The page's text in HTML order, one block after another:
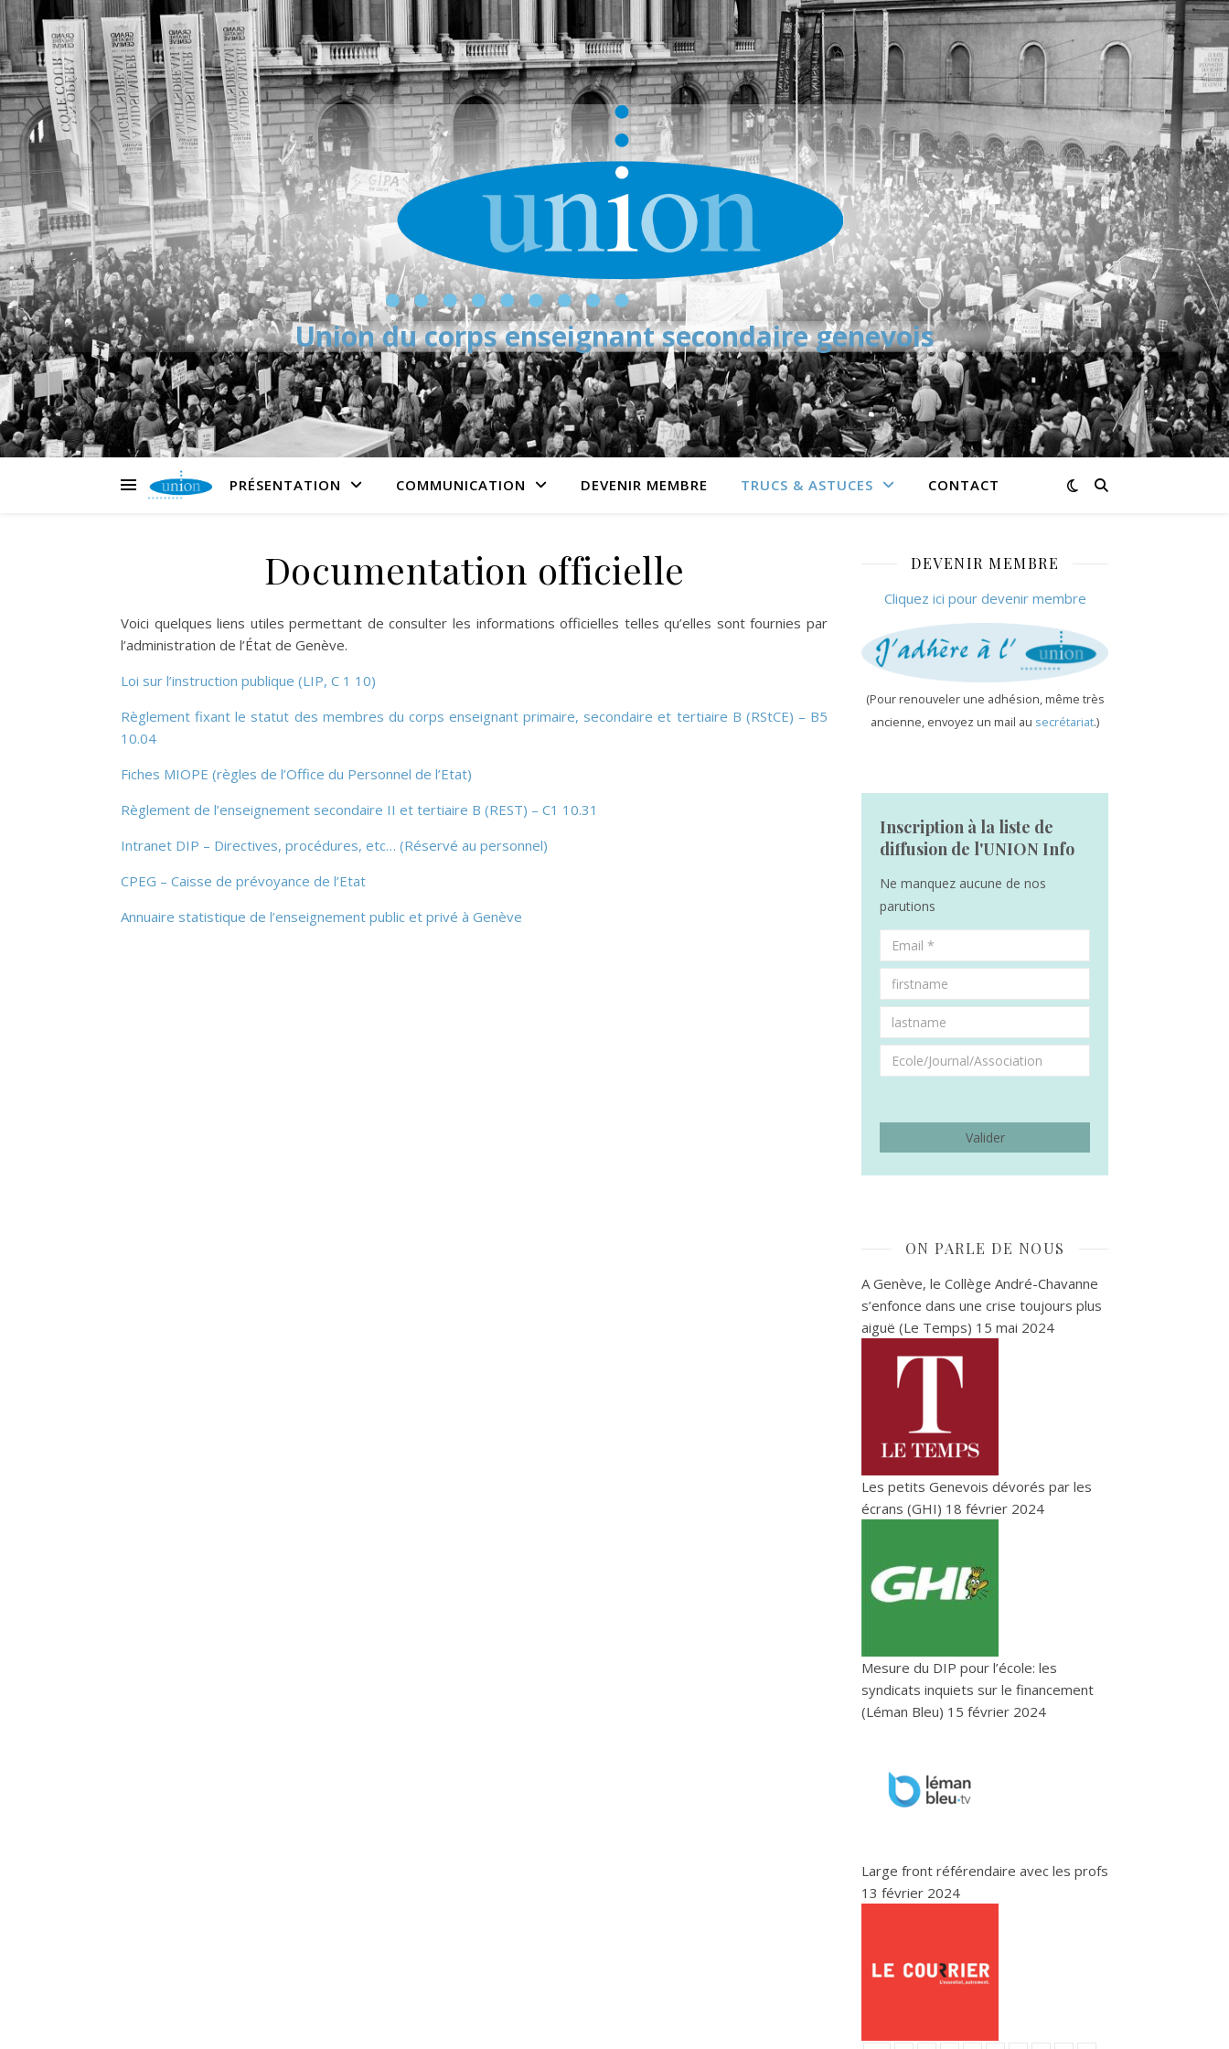
Union du corps enseignant secondaire genevois
PRÉSENTATION COMMUNICATION DEVENIR MEMBRE TRUCS & ASTUCES CONTACT
Documentation officielle
Voici quelques liens utiles permettant de consulter les informations officielles telles qu’elles sont fournies par
l’administration de l’État de Genève.
Loi sur l’instruction publique (LIP, C 1 10)
Règlement fixant le statut des membres du corps enseignant primaire, secondaire et tertiaire B (RStCE) – B5
10.04
Fiches MIOPE (règles de l’Office du Personnel de l’Etat)
Règlement de l’enseignement secondaire II et tertiaire B (REST) – C1 10.31
Intranet DIP – Directives, procédures, etc… (Réservé au personnel)
CPEG – Caisse de prévoyance de l’Etat
Annuaire statistique de l’enseignement public et privé à Genève
DEVENIR MEMBRE
Cliquez ici pour devenir membre
(Pour renouveler une adhésion, même très
ancienne, envoyez un mail au secrétariat.)
Inscription à la liste de
diffusion de l'UNION Info
Ne manquez aucune de nos
parutions
ON PARLE DE NOUS
A Genève, le Collège André-Chavanne
s’enfonce dans une crise toujours plus
aiguë (Le Temps) 15 mai 2024
Les petits Genevois dévorés par les
écrans (GHI) 18 février 2024
Mesure du DIP pour l’école: les
syndicats inquiets sur le financement
(Léman Bleu) 15 février 2024
Large front référendaire avec les profs
13 février 2024